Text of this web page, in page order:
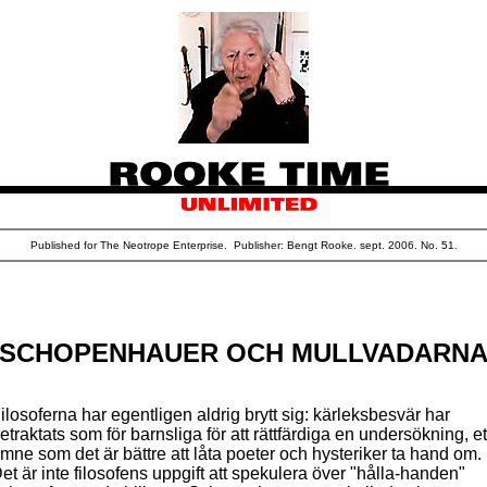
Published for The Neotrope Enterprise. Publisher: Bengt Rooke. sept. 2006. No. 51.
SCHOPENHAUER OCH MULLVADARNA
har egentligen aldrig brytt sig: kärleksbesvär har
som för barnsliga för att rättfärdiga en undersökning,
som det är bättre att låta poeter och hysteriker ta hand om.
är inte filosofens uppgift att spekulera över "hålla-handen"